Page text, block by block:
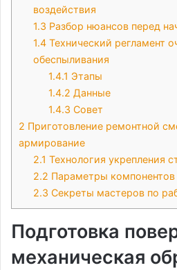
воздействия
1.3 Разбор нюансов перед
1.4 Технический регламент
обеспыливания
1.4.1 Этапы
1.4.2 Данные
1.4.3 Совет
2 Приготовление ремонтной
армирование
2.1 Технология укрепления
2.2 Параметры компонентов
2.3 Секреты мастеров по
Подготовка
механическая